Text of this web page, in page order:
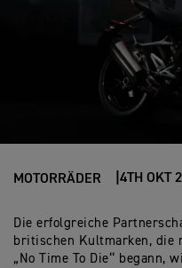
MOTORRÄDER 4TH OKT
Die erfolgreiche
britischen Kultmarken, die
„No Time To Die‘‘